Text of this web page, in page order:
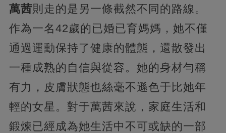
萬茜則走的是另一條截然不同的路線。
作為一名42歲的已婚已育媽媽，她不僅
通過運動保持了健康的體態，還散發出
一種成熟的自信與從容。她的身材勻稱
有力，皮膚狀態也絲毫不遜色于比她年
輕的女星。對于萬茜來說，家庭生活和
鍛煉已經成為她生活中不可或缺的一部